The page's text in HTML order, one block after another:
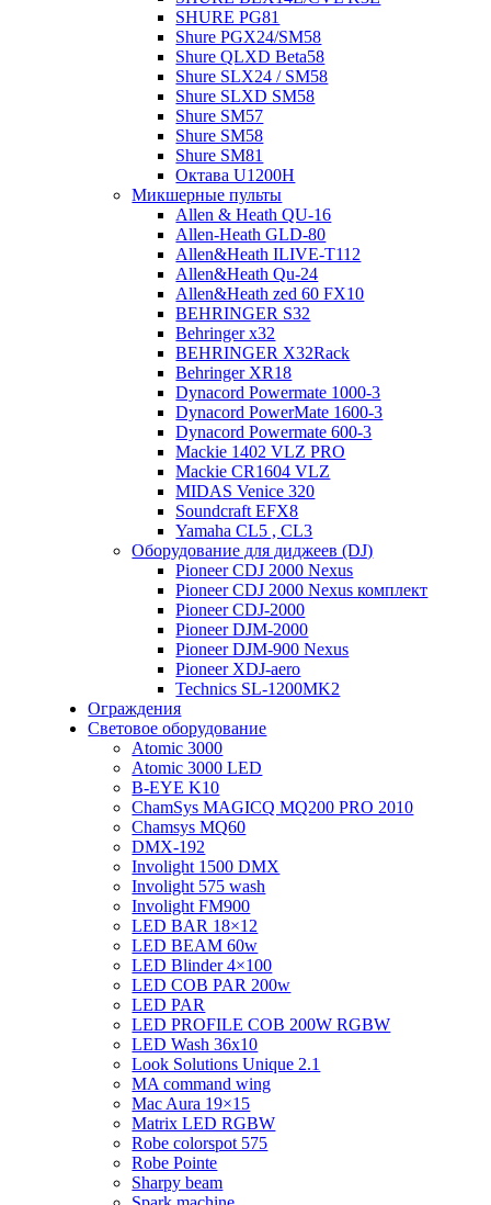
SHURE PG81
Shure PGX24/SM58
Shure QLXD Beta58
Shure SLX24 / SM58
Shure SLXD SM58
Shure SM57
Shure SM58
Shure SM81
Октава U1200H
Микшерные пульты
Allen & Heath QU-16
Allen-Heath GLD-80
Allen&Heath ILIVE-T112
Allen&Heath Qu-24
Allen&Heath zed 60 FX10
BEHRINGER S32
Behringer x32
BEHRINGER X32Rack
Behringer XR18
Dynacord Powermate 1000-3
Dynacord PowerMate 1600-3
Dynacord Powermate 600-3
Mackie 1402 VLZ PRO
Mackie CR1604 VLZ
MIDAS Venice 320
Soundcraft EFX8
Yamaha CL5 , CL3
Оборудование для диджеев (DJ)
Pioneer CDJ 2000 Nexus
Pioneer CDJ 2000 Nexus комплект
Pioneer CDJ-2000
Pioneer DJM-2000
Pioneer DJM-900 Nexus
Pioneer XDJ-aero
Technics SL-1200MK2
Ограждения
Световое оборудование
Atomic 3000
Atomic 3000 LED
B-EYE K10
ChamSys MAGICQ MQ200 PRO 2010
Chamsys MQ60
DMX-192
Involight 1500 DMX
Involight 575 wash
Involight FM900
LED BAR 18×12
LED BEAM 60w
LED Blinder 4×100
LED COB PAR 200w
LED PAR
LED PROFILE COB 200W RGBW
LED Wash 36х10
Look Solutions Unique 2.1
MA command wing
Mac Aura 19×15
Matrix LED RGBW
Robe colorspot 575
Robe Pointe
Sharpy beam